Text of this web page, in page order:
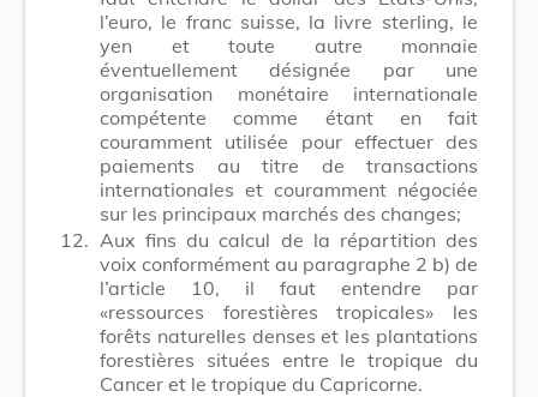
l’euro, le franc suisse, la livre sterling, le
yen et toute autre monnaie
éventuellement désignée par une
organisation monétaire internationale
compétente comme étant en fait
couramment utilisée pour effectuer des
paiements au titre de transactions
internationales et couramment négociée
sur les principaux marchés des changes;
12. Aux fins du calcul de la répartition des
voix conformément au paragraphe 2 b) de
l’article 10, il faut entendre par
«ressources forestières tropicales» les
forêts naturelles denses et les plantations
forestières situées entre le tropique du
Cancer et le tropique du Capricorne.